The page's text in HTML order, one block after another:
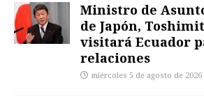
Ministro de
de Japón,
visitará Ecuador
relaciones
miércoles 5 de agosto de 2026